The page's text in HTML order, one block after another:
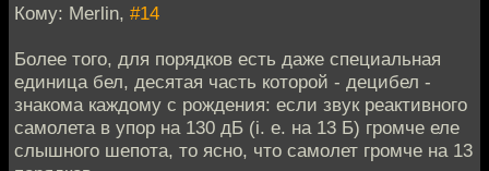
Кому: Merlin, #14
Более того, для порядков есть даже специальная
единица бел, десятая часть которой - децибел -
знакома каждому с рождения: если звук реактивного
самолета в упор на 130 дБ (i. e. на 13 Б) громче еле
слышного шепота, то ясно, что самолет громче на 13